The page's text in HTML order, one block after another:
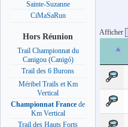
Sainte-Suzanne
CiMaSaRun
Hors Réunion
Trail Championnat du
Canigou (Canigó)
Trail des 6 Burons
Méribel Trails et Km
Vertical
Championnat France de
Km Vertical
Trail des Hauts Forts
Afficher